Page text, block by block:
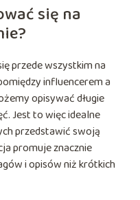
się na
przede wszystkim na
influencerem a
opisywać długie
Jest to więc idealne
przedstawić swoją
promuje znacznie
i opisów niż krótkich